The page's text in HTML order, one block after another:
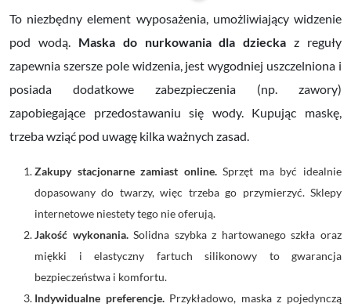
To niezbędny element wyposażenia, umożliwiający widzenie
pod wodą. Maska do nurkowania dla dzieckaz reguły
zapewnia szersze pole widzenia, jest wygodniej uszczelniona i
posiada dodatkowe zabezpieczenia (np. zawory)
zapobiegające przedostawaniu się wody. Kupując maskę,
trzeba wziąć pod uwagę kilka ważnych zasad.
Zakupy stacjonarne zamiast online.Sprzęt ma być idealnie
dopasowany do twarzy, więc trzeba go przymierzyć. Sklepy
internetowe niestety tego nie oferują.
Jakość wykonania.Solidna szybka z hartowanego szkła oraz
miękki i elastyczny fartuch silikonowy to gwarancja
bezpieczeństwa i komfortu.
Indywidualne preferencje. Przykładowo, maska z pojedynczą